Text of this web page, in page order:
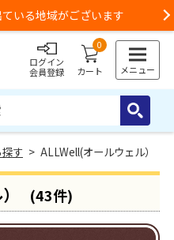
いる地域がございます
ログイン
会員登録
0
カート メニュー
す > ALLWell(オールウェル）
(43件)